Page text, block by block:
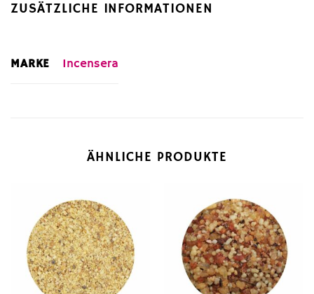
ZUSÄTZLICHE INFORMATIONEN
MARKE Incensera
ÄHNLICHE PRODUKTE